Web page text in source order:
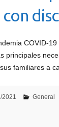
COVID-
principales
familiares a
2021 General